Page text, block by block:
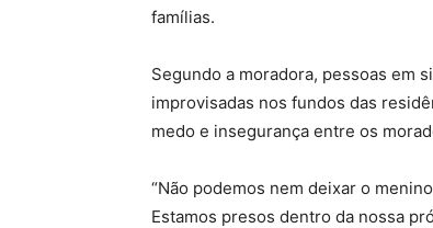
famílias.
Segundo a moradora, pessoas em
improvisadas nos fundos das
medo e insegurança entre os
“Não podemos nem deixar o
Estamos presos dentro da nossa